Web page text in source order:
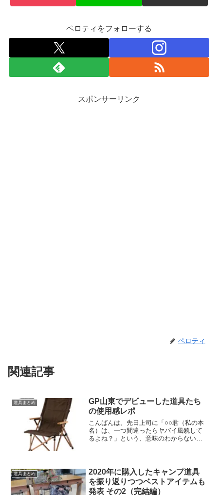
ペロティをフォローする
スポンサーリンク
ペロティ
関連記事
道具まとめ
GP山東でデビューした道具たち
の使用感レポ
こんばんは。先日上司に「○○君（私の本
名）は、一つ間違ったらヤバイ風貌して
るよね？」という、意味のわからないパ
は、恒例のデビューした...
道具まとめ
2020年に購入したキャンプ道具
を振り返りつつベストアイテムも
発表 その2（完結編）